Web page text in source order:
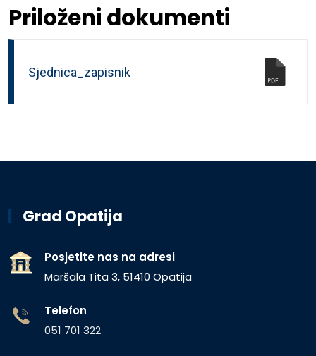
Priloženi dokumenti
Sjednica_zapisnik
Grad Opatija
Posjetite nas na adresi
Maršala Tita 3, 51410 Opatija
Telefon
051 701 322